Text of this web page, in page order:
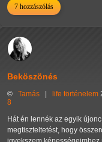
7 hozzászólás
Beköszönés
© Tamás life történelem
8
Hát én lennék az egyik
megtiszteltetést, hogy